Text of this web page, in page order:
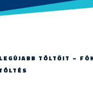
TÖLTŐIT –